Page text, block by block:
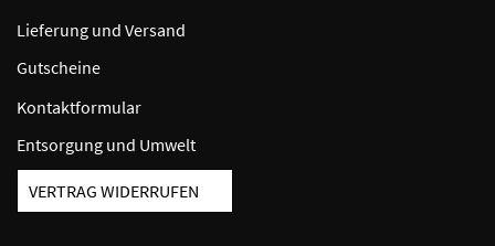
Lieferung und Versand
Gutscheine
Kontaktformular
Entsorgung und Umwelt
VERTRAG WIDERRUFEN